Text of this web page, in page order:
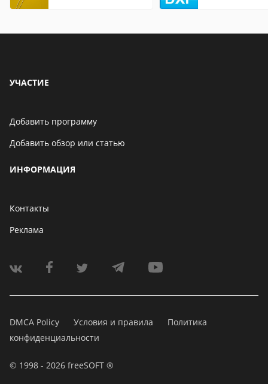
УЧАСТИЕ
Добавить программу
Добавить обзор или статью
ИНФОРМАЦИЯ
Контакты
Реклама
DMCA Policy Условия и правила
Политика
конфиденциальности
© 1998 - 2026 freeSOFT ®